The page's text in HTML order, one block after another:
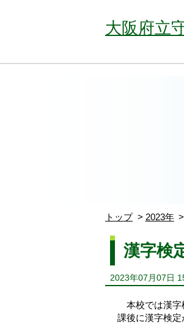
大阪府立
トップ 2023年
漢字検
2023年07月07日
本校では漢字
課後に漢字検定